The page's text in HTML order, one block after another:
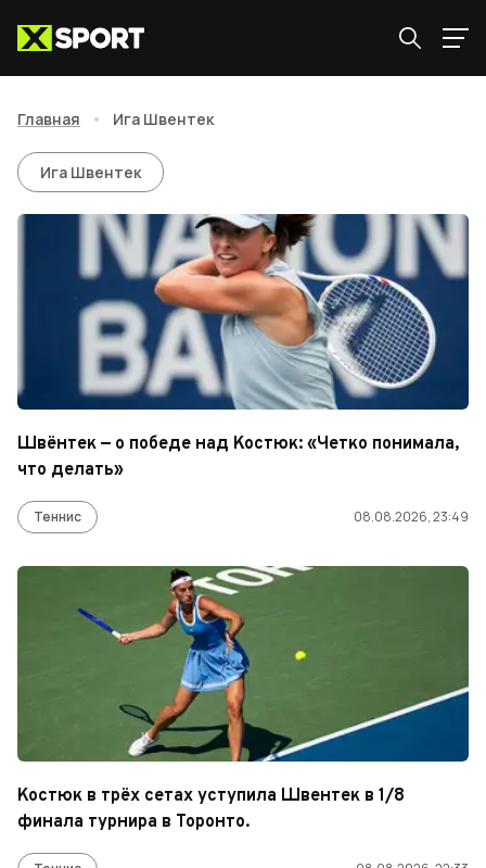
Главная • Ига Швентек
Ига Швентек
Ига Швентек
Швёнтек — о победе над Костюк: «Четко понимала,
что делать»
Теннис 08.08.2026, 23:49
Костюк в трёх сетах уступила Швентек в 1/8
финала турнира в Торонто.